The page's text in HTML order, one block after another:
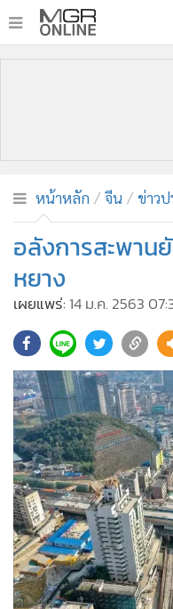
• บันเทิง
ผู้จัดการรายวัน
• คอลัมนิสต์
• ละคร
• Cyber BIZ
• ผู้จัดกวน
• Good health & Well-
• Green Innovation & SD
• Management & HR
• MGR Live
• Infographic
• การเมือง
• ท่องเที่ยว
• กีฬา
หน้าหลัก จีน ข่าวป
อลังการสะพาน
หยาง
เผยแพร่: 14 ม.ค. 2563